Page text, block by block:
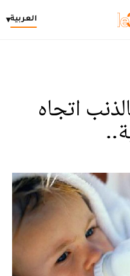
العربية▾
اتجاه